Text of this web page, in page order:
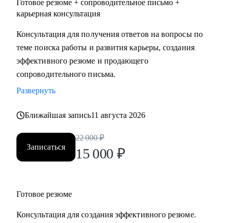
Готовое резюме + сопроводительное письмо +
карьерная консультация
Консультация для получения ответов на вопросы по
теме поиска работы и развития карьеры, создания
эффективного резюме и продающего
сопроводительного письма.
Развернуть
Ближайшая запись11 августа 2026
Записаться
22 000 ₽
15 000 ₽
Готовое резюме
Консультация для создания эффективного резюме.